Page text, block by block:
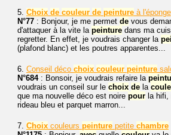
5. Choix de couleur de peinture à l'éponge
N°77 : Bonjour, je me permet de vous
d'attaquer à la vite la peinture dans ma
regretter. En effet, je voudrais changer la
(plafond blanc) et les poutres apparentes...
6. Conseil déco choix couleur peinture
N°684: Bonsoir, je voudrais refaire la
voudrais un conseil sur le choix de la
que ma nouvelle déco est noire pour la hifi,
rideau bleu et parquet marron...
7. Choix couleurs peinture petite chambre